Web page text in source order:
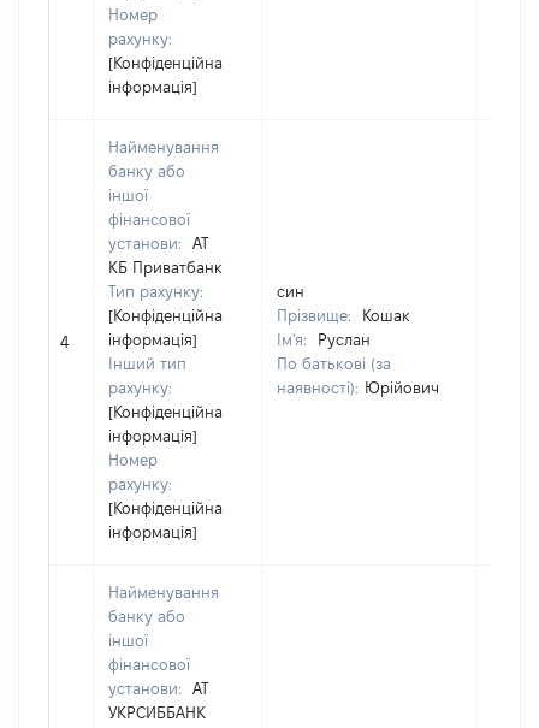
Номер
рахунку:
[Конфіденційна
інформація]
4
Найменування
банку або
іншої
фінансової
установи:
АТ
КБ Приватбанк
Тип рахунку:
[Конфіденційна
інформація]
Інший тип
рахунку:
[Конфіденційна
інформація]
Номер
рахунку:
[Конфіденційна
інформація]
син
Прізвище:
Кошак
Ім'я:
Руслан
По батькові (за
наявності): Юрійович
Найменування
банку або
іншої
фінансової
установи:
АТ
УКРСИББАНК